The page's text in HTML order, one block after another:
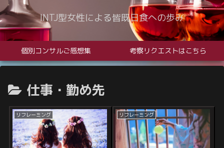
INTJ型女性による皆既日食への歩み
個別コンサルご感想集 考察リクエストはこちら
仕事・勤め先
リフレーミング リフレーミング